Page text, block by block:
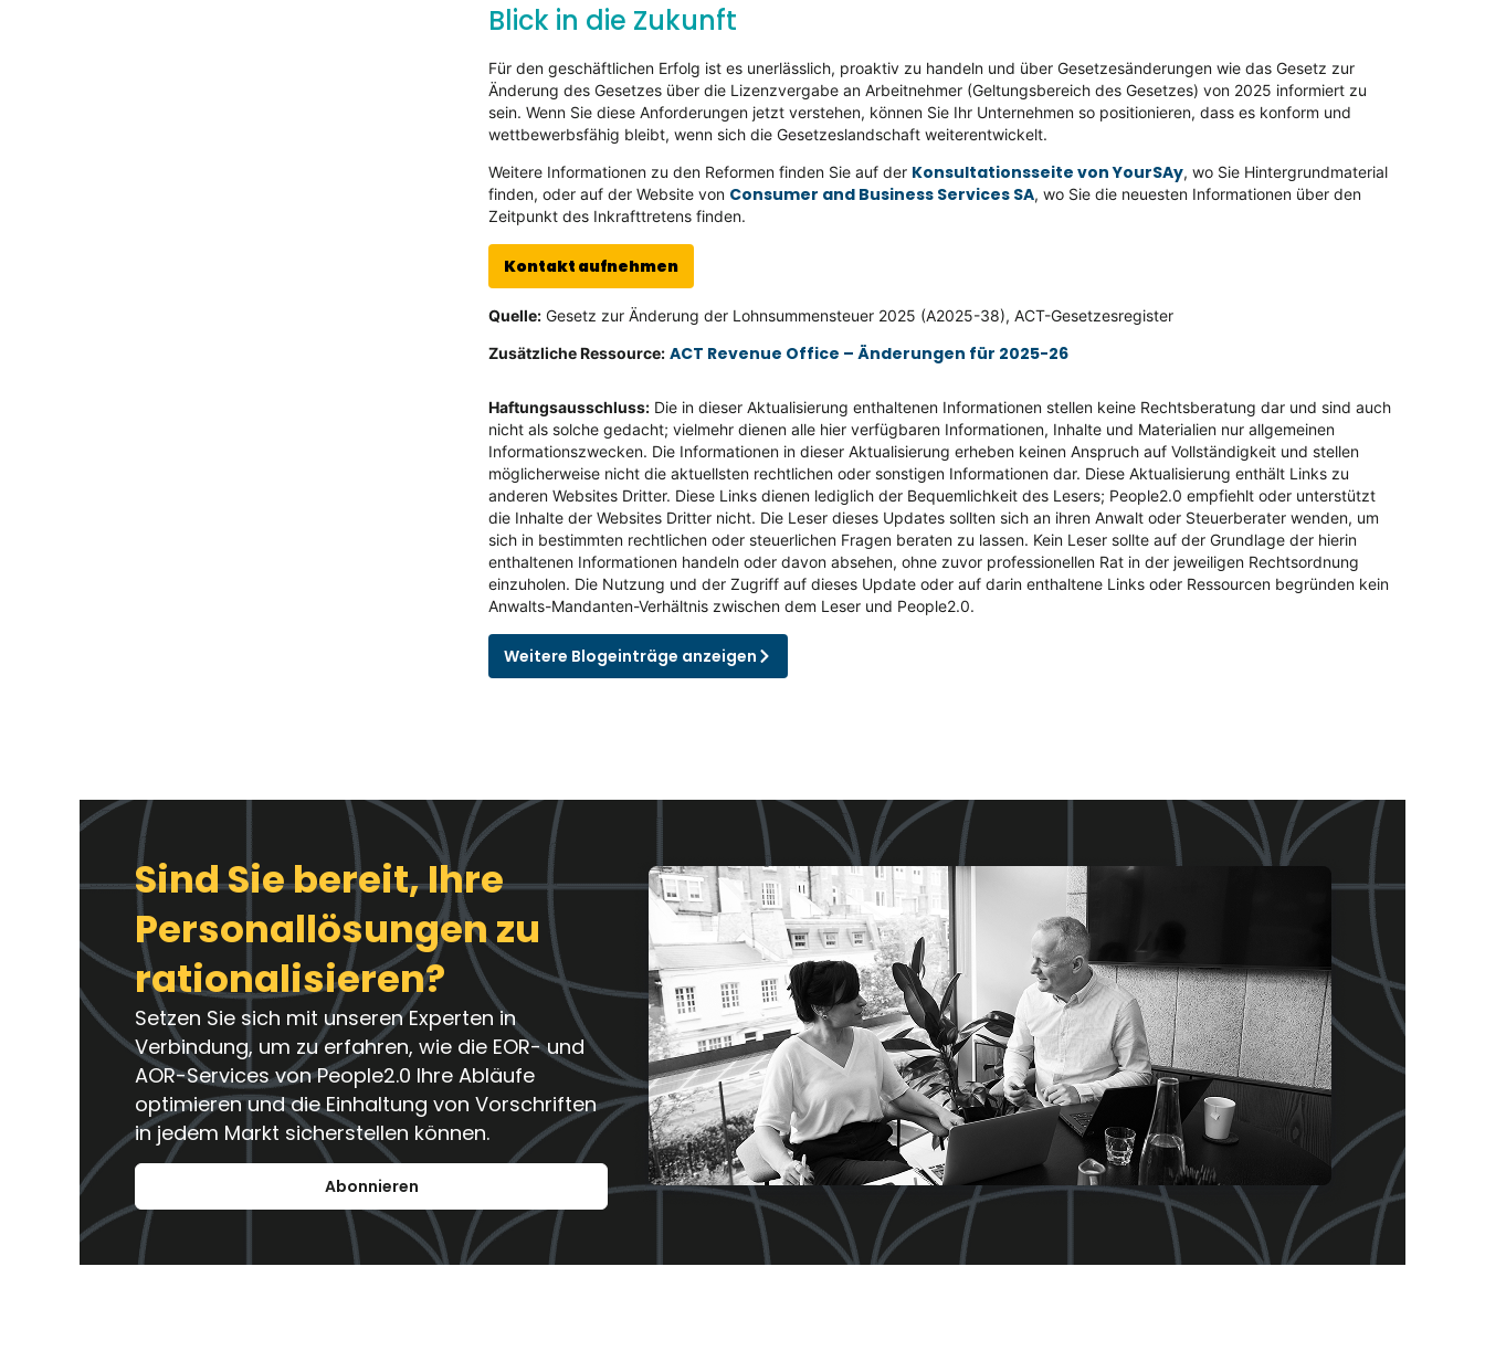
Blick in die Zukunft
Für den geschäftlichen Erfolg ist es unerlässlich, proaktiv zu handeln und über Gesetzesänderungen wie das Gesetz zur
Änderung des Gesetzes über die Lizenzvergabe an Arbeitnehmer (Geltungsbereich des Gesetzes) von 2025 informiert zu
sein. Wenn Sie diese Anforderungen jetzt verstehen, können Sie Ihr Unternehmen so positionieren, dass es konform und
wettbewerbsfähig bleibt, wenn sich die Gesetzeslandschaft weiterentwickelt.
Weitere Informationen zu den Reformen finden Sie auf der Konsultationsseite von YourSAy, wo Sie Hintergrundmaterial
finden, oder auf der Website von Consumer and Business Services SA, wo Sie die neuesten Informationen über den
Zeitpunkt des Inkrafttretens finden.
Kontakt aufnehmen
Quelle: Gesetz zur Änderung der Lohnsummensteuer 2025 (A2025-38), ACT-Gesetzesregister
Zusätzliche Ressource: ACT Revenue Office – Änderungen für 2025-26
Haftungsausschluss: Die in dieser Aktualisierung enthaltenen Informationen stellen keine Rechtsberatung dar und sind auch
nicht als solche gedacht; vielmehr dienen alle hier verfügbaren Informationen, Inhalte und Materialien nur allgemeinen
Informationszwecken. Die Informationen in dieser Aktualisierung erheben keinen Anspruch auf Vollständigkeit und stellen
möglicherweise nicht die aktuellsten rechtlichen oder sonstigen Informationen dar. Diese Aktualisierung enthält Links zu
anderen Websites Dritter. Diese Links dienen lediglich der Bequemlichkeit des Lesers; People2.0 empfiehlt oder unterstützt
die Inhalte der Websites Dritter nicht. Die Leser dieses Updates sollten sich an ihren Anwalt oder Steuerberater wenden, um
sich in bestimmten rechtlichen oder steuerlichen Fragen beraten zu lassen. Kein Leser sollte auf der Grundlage der hierin
enthaltenen Informationen handeln oder davon absehen, ohne zuvor professionellen Rat in der jeweiligen Rechtsordnung
einzuholen. Die Nutzung und der Zugriff auf dieses Update oder auf darin enthaltene Links oder Ressourcen begründen kein
Anwalts-Mandanten-Verhältnis zwischen dem Leser und People2.0.
Weitere Blogeinträge anzeigen
Sind Sie bereit, Ihre
Personallösungen zu
rationalisieren?
Setzen Sie sich mit unseren Experten in
Verbindung, um zu erfahren, wie die EOR- und
AOR-Services von People2.0 Ihre Abläufe
optimieren und die Einhaltung von Vorschriften
in jedem Markt sicherstellen können.
Abonnieren